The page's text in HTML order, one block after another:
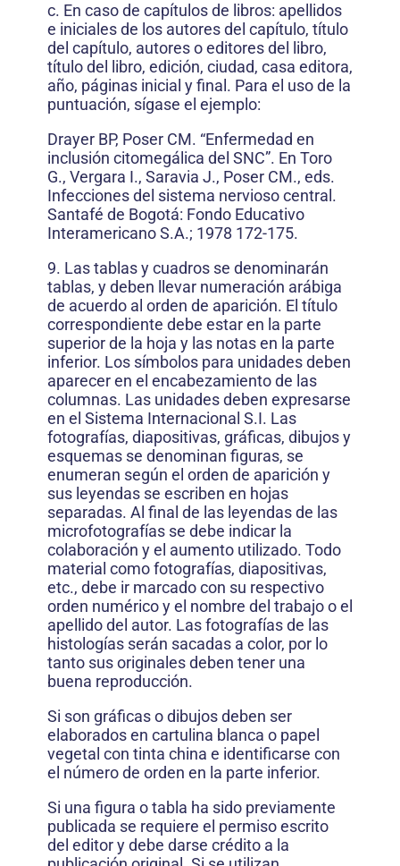
c. En caso de capítulos de libros: apellidos
e iniciales de los autores del capítulo, título
del capítulo, autores o editores del libro,
título del libro, edición, ciudad, casa editora,
año, páginas inicial y final. Para el uso de la
puntuación, sígase el ejemplo:
Drayer BP, Poser CM. “Enfermedad en
inclusión citomegálica del SNC”. En Toro
G., Vergara I., Saravia J., Poser CM., eds.
Infecciones del sistema nervioso central.
Santafé de Bogotá: Fondo Educativo
Interamericano S.A.; 1978 172-175.
9. Las tablas y cuadros se denominarán
tablas, y deben llevar numeración arábiga
de acuerdo al orden de aparición. El título
correspondiente debe estar en la parte
superior de la hoja y las notas en la parte
inferior. Los símbolos para unidades deben
aparecer en el encabezamiento de las
columnas. Las unidades deben expresarse
en el Sistema Internacional S.I. Las
fotografías, diapositivas, gráficas, dibujos y
esquemas se denominan figuras, se
enumeran según el orden de aparición y
sus leyendas se escriben en hojas
separadas. Al final de las leyendas de las
microfotografías se debe indicar la
colaboración y el aumento utilizado. Todo
material como fotografías, diapositivas,
etc., debe ir marcado con su respectivo
orden numérico y el nombre del trabajo o el
apellido del autor. Las fotografías de las
histologías serán sacadas a color, por lo
tanto sus originales deben tener una
buena reproducción.
Si son gráficas o dibujos deben ser
elaborados en cartulina blanca o papel
vegetal con tinta china e identificarse con
el número de orden en la parte inferior.
Si una figura o tabla ha sido previamente
publicada se requiere el permiso escrito
del editor y debe darse crédito a la